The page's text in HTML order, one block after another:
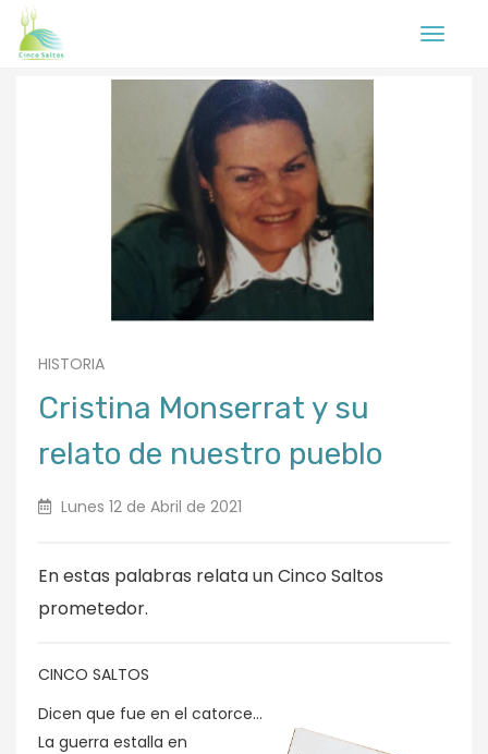
Toggle
HISTORIA
Cristina Monserrat y su
relato de nuestro pueblo
Lunes 12 de Abril de 2021
En estas palabras relata un Cinco Saltos
prometedor.
CINCO SALTOS
Dicen que fue en el catorce...
La guerra estalla en